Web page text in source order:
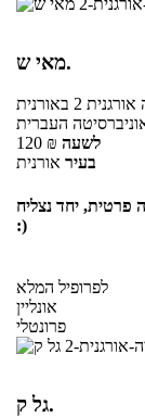
מאי ש.
2
באורנית
העברית
120 ₪ לשעה
בעיר אורנית
פרטית, יחד נצליח
:)
לפרופיל המלא
אונליין
פרונטלי
גל ק.